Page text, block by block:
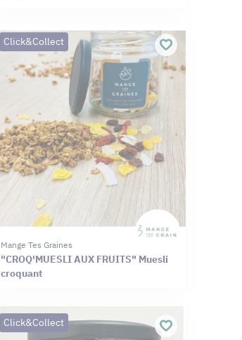
Click&Collect
Mange Tes Graines
"CROQ'MUESLI AUX FRUITS" Muesli
croquant
Click&Collect